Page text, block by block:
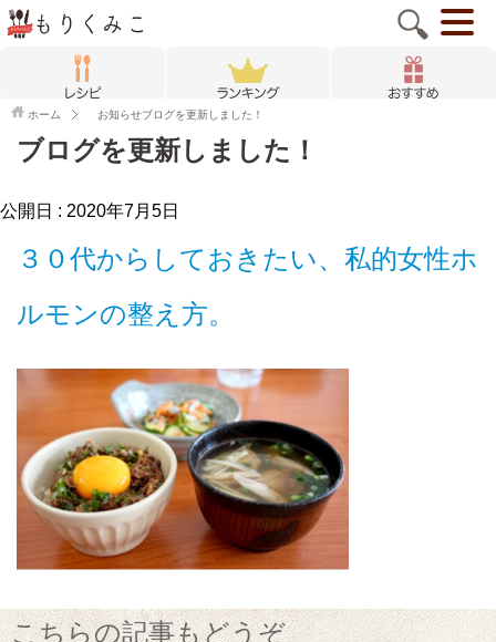
ホーム お知らせブログを更新しました！
ブログを更新しました！
公開日 : 2020年7月5日
３０代からしておきたい、私的女性ホ
ルモンの整え方。
こちらの記事もどうぞ